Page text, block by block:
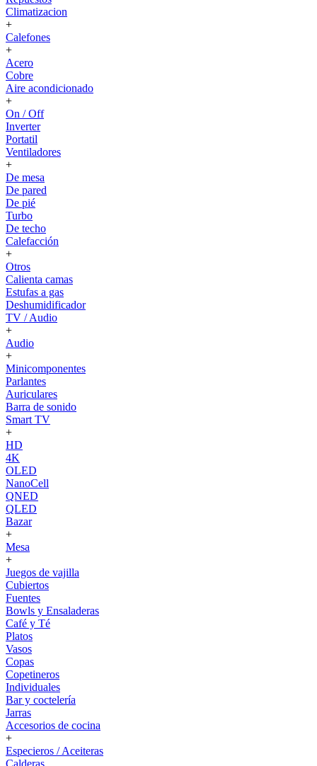
Climatizacion
+
Calefones
+
Acero
Cobre
Aire acondicionado
+
On / Off
Inverter
Portatil
Ventiladores
+
De mesa
De pared
De pié
Turbo
De techo
Calefacción
+
Otros
Calienta camas
Estufas a gas
Deshumidificador
TV / Audio
+
Audio
+
Minicomponentes
Parlantes
Auriculares
Barra de sonido
Smart TV
+
HD
4K
OLED
NanoCell
QNED
QLED
Bazar
+
Mesa
+
Juegos de vajilla
Cubiertos
Fuentes
Bowls y Ensaladeras
Café y Té
Platos
Vasos
Copas
Copetineros
Individuales
Bar y coctelería
Jarras
Accesorios de cocina
+
Especieros / Aceiteras
Calderas